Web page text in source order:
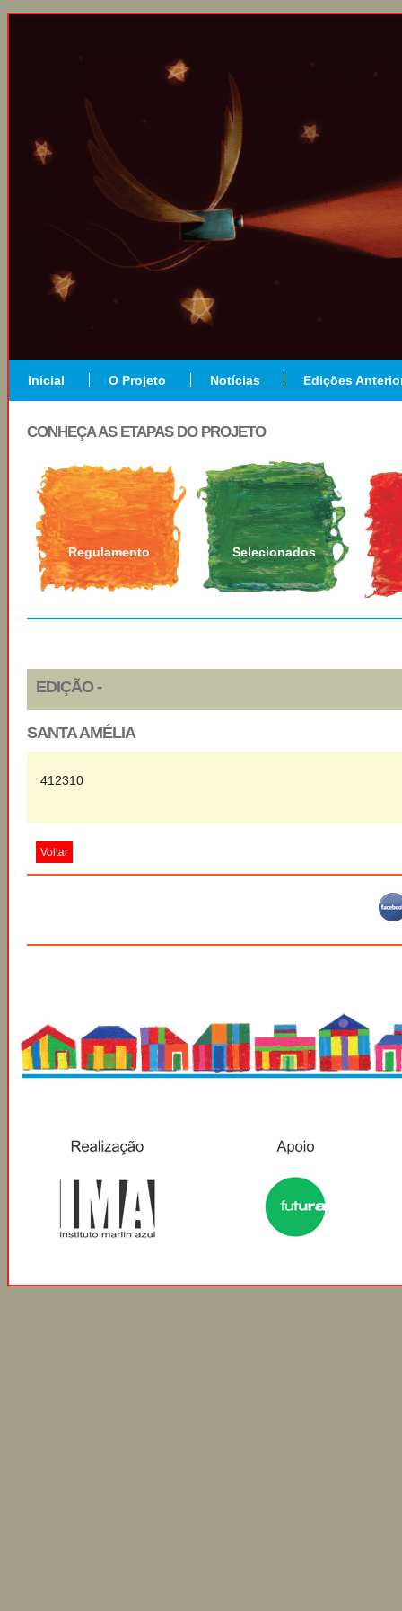
Inicial O Projeto Notícias Edições
CONHEÇA AS ETAPAS DO PROJETO
Regulamento Selecionados
EDIÇÃO -
SANTA AMÉLIA
412310
Voltar